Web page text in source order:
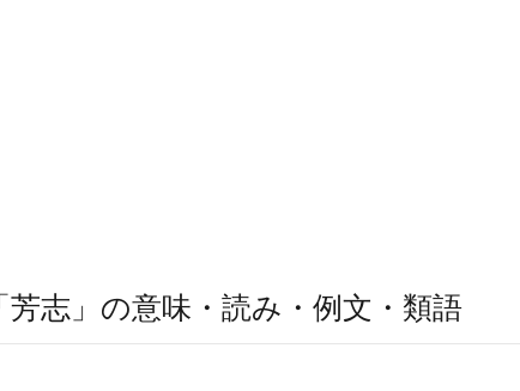
芳志」の意味・読み・例文・類語